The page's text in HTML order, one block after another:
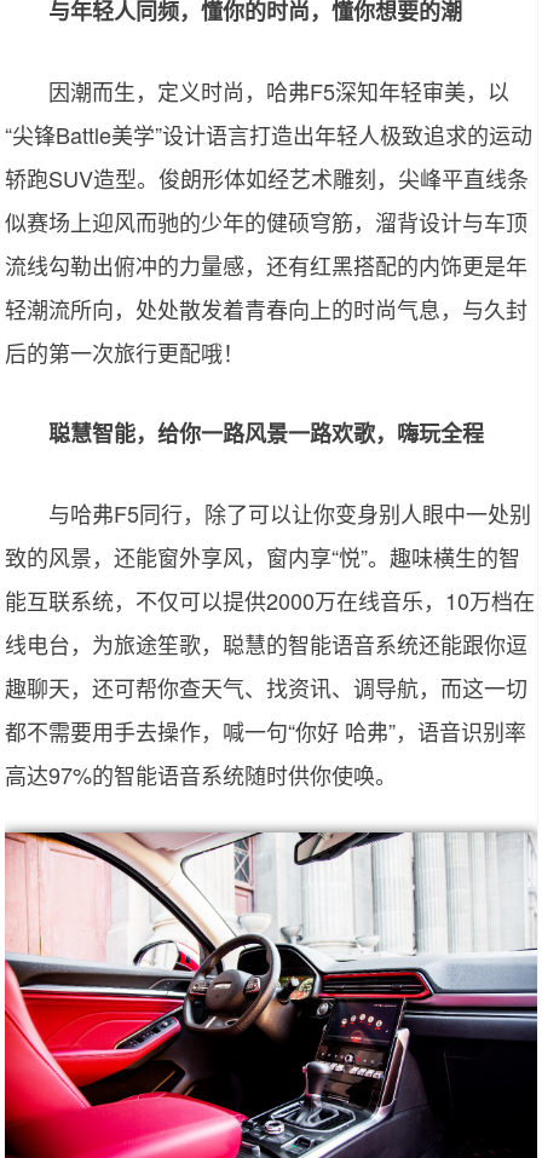
与年轻人同频，懂你的时尚，懂你想要的潮
因潮而生，定义时尚，哈弗F5深知年轻审美，以
“尖锋Battle美学”设计语言打造出年轻人极致追求的运动
轿跑SUV造型。俊朗形体如经艺术雕刻，尖峰平直线条
似赛场上迎风而驰的少年的健硕穹筋，溜背设计与车顶
流线勾勒出俯冲的力量感，还有红黑搭配的内饰更是年
轻潮流所向，处处散发着青春向上的时尚气息，与久封
后的第一次旅行更配哦！
聪慧智能，给你一路风景一路欢歌，嗨玩全程
与哈弗F5同行，除了可以让你变身别人眼中一处别
致的风景，还能窗外享风，窗内享“悦”。趣味横生的智
能互联系统，不仅可以提供2000万在线音乐，10万档在
线电台，为旅途笙歌，聪慧的智能语音系统还能跟你逗
趣聊天，还可帮你查天气、找资讯、调导航，而这一切
都不需要用手去操作，喊一句“你好 哈弗”，语音识别率
高达97%的智能语音系统随时供你使唤。